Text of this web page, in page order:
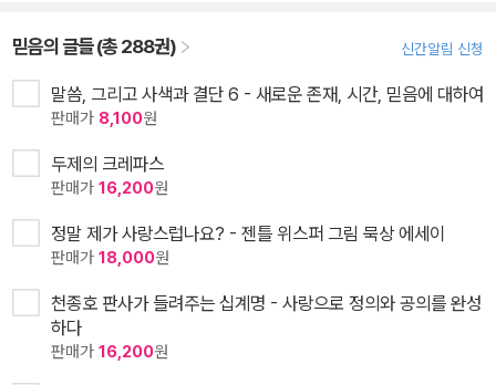
믿음의 글들 (총 288권) 신간알림 신청
말씀, 그리고 사색과 결단 6 - 새로운 존재, 시간, 믿음에 대하여
판매가 8,100원
두제의 크레파스
판매가 16,200원
정말 제가 사랑스럽나요? - 젠틀 위스퍼 그림 묵상 에세이
판매가 18,000원
천종호 판사가 들려주는 십계명 - 사랑으로 정의와 공의를 완성
하다
판매가 16,200원